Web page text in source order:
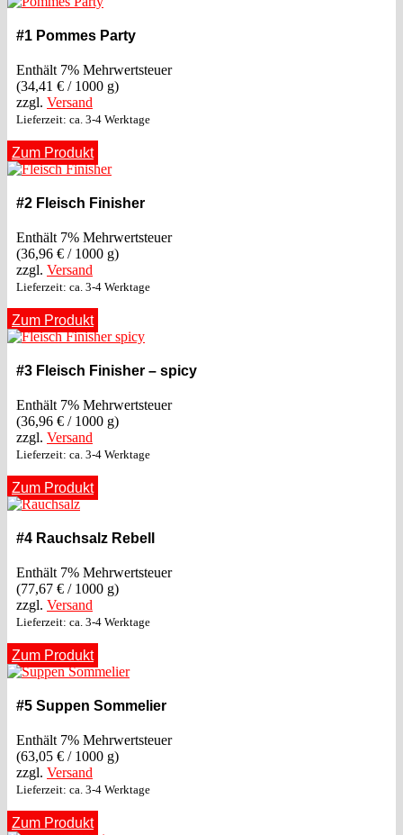
#1 Pommes Party
Enthält 7% Mehrwertsteuer
(34,41 € / 1000 g)
zzgl. Versand
Lieferzeit: ca. 3-4 Werktage
Zum Produkt
#2 Fleisch Finisher
Enthält 7% Mehrwertsteuer
(36,96 € / 1000 g)
zzgl. Versand
Lieferzeit: ca. 3-4 Werktage
Zum Produkt
#3 Fleisch Finisher – spicy
Enthält 7% Mehrwertsteuer
(36,96 € / 1000 g)
zzgl. Versand
Lieferzeit: ca. 3-4 Werktage
Zum Produkt
#4 Rauchsalz Rebell
Enthält 7% Mehrwertsteuer
(77,67 € / 1000 g)
zzgl. Versand
Lieferzeit: ca. 3-4 Werktage
Zum Produkt
#5 Suppen Sommelier
Enthält 7% Mehrwertsteuer
(63,05 € / 1000 g)
zzgl. Versand
Lieferzeit: ca. 3-4 Werktage
Zum Produkt